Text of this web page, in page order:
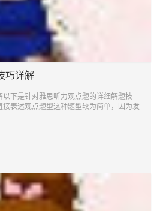
巧详解
下是针对雅思听力观点题的详细解题技
表述观点题型这种题型较为简单，因为发